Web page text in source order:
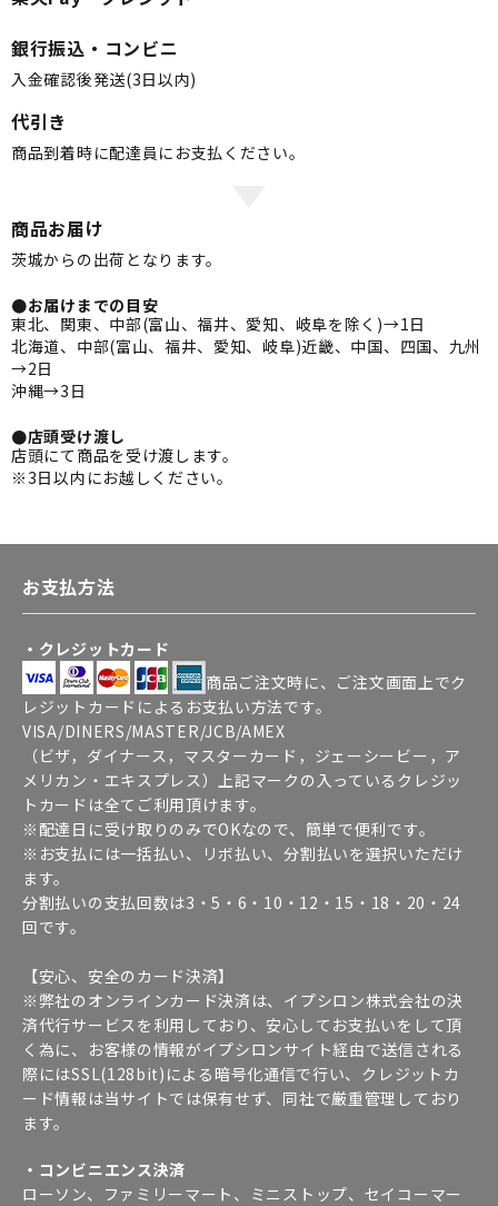
銀行振込・コンビニ
入金確認後発送(3日以内)
代引き
商品到着時に配達員にお支払ください。
商品お届け
茨城からの出荷となります。
●お届けまでの目安
東北、関東、中部(富山、福井、愛知、岐阜を除く)→1日
北海道、中部(富山、福井、愛知、岐阜)近畿、中国、四国、九州
→2日
沖縄→3日
●店頭受け渡し
店頭にて商品を受け渡します。
※3日以内にお越しください。
お支払方法
・クレジットカード
商品ご注文時に、ご注文画面上でク
レジットカードによるお支払い方法です。
VISA/DINERS/MASTER/JCB/AMEX
（ビザ，ダイナース，マスターカード，ジェーシービー，ア
メリカン・エキスプレス）上記マークの入っているクレジッ
トカードは全てご利用頂けます。
※配達日に受け取りのみでOKなので、簡単で便利です。
※お支払には一括払い、リボ払い、分割払いを選択いただけ
ます。
分割払いの支払回数は3・5・6・10・12・15・18・20・24
回です。
【安心、安全のカード決済】
※弊社のオンラインカード決済は、イプシロン株式会社の決
済代行サービスを利用しており、安心してお支払いをして頂
く為に、お客様の情報がイプシロンサイト経由で送信される
際にはSSL(128bit)による暗号化通信で行い、クレジットカ
ード情報は当サイトでは保有せず、同社で厳重管理しており
ます。
・コンビニエンス決済
ローソン、ファミリーマート、ミニストップ、セイコーマー